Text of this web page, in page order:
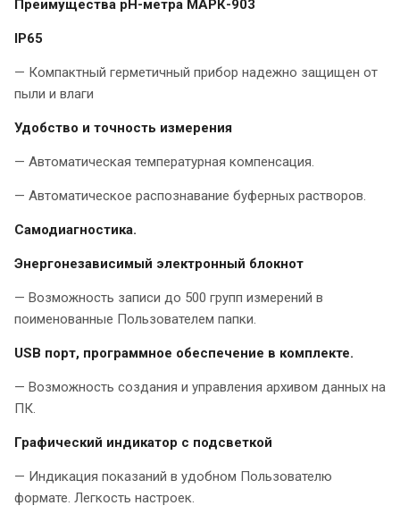
Преимущества рН-метра МАРК-903
IP65
— Компактный герметичный прибор надежно защищен от
пыли и влаги
Удобство и точность измерения
— Автоматическая температурная компенсация.
— Автоматическое распознавание буферных растворов.
Самодиагностика.
Энергонезависимый электронный блокнот
— Возможность записи до 500 групп измерений в
поименованные Пользователем папки.
USB порт, программное обеспечение в комплекте.
— Возможность создания и управления архивом данных на
ПК.
Графический индикатор с подсветкой
— Индикация показаний в удобном Пользователю
формате. Легкость настроек.